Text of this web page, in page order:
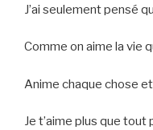
J’ai seulement pensé
Comme on aime la vie
Anime chaque chose
Je t’aime plus que tout